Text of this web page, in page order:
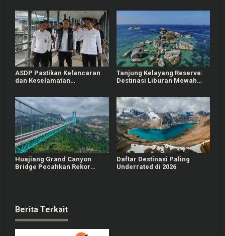
Bangkok
Imbas Ketegangan Timur
ASDP Pastikan Kelancaran
dan Keselamatan
Jawa-Bali Selama Libur
Natal 2025 dan Tahun Baru
2026
Tanjung Kelayang Reserve:
Destinasi Liburan Mewah
Belitung
Huajiang Grand Canyon
Bridge Pecahkan Rekor
Daftar Destinasi Paling
Underrated di 2026
Berita Terkait